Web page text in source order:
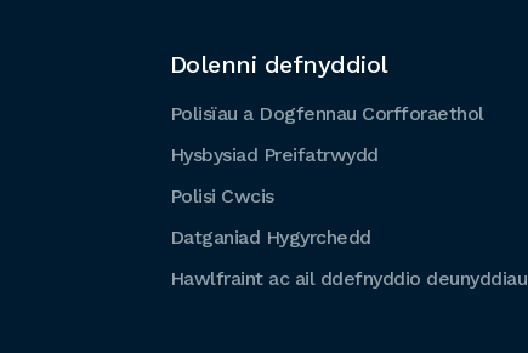
Dolenni defnyddiol
Polisïau a Dogfennau Corfforaethol
Hysbysiad Preifatrwydd
Polisi Cwcis
Datganiad Hygyrchedd
Hawlfraint ac ail ddefnyddio deunyddiau